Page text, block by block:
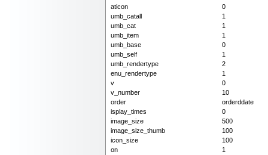
aticon
0
umb_catall
1
umb_cat
1
umb_item
1
umb_base
0
umb_self
1
umb_rendertype
2
enu_rendertype
1
v
0
v_number
10
order
orderddate
isplay_times
0
image_size
500
image_size_thumb
100
icon_size
100
on
1